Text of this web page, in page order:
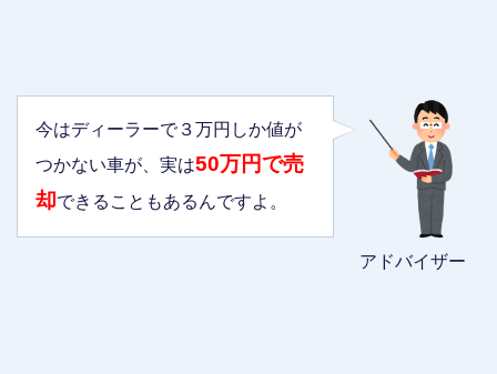
アドバイザー
今はディーラーで３万円しか値が
つかない車が、実は50万円で売
却できることもあるんですよ。